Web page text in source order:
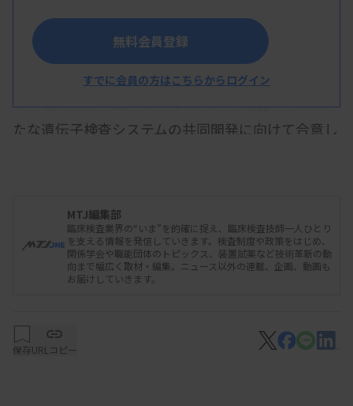
シスメックスと日立ハイテクは2月7日、キャピラ
リー電気泳動（CE）シーケンサーを基盤とした新
たな遺伝子検査システムの共同開発に向けて合意し
す。まずはがん領域での臨床実装に取り組む。
の開発について、フィージビリティ・スタディ
（FS）契約を提携し、共同研究を推進していた。日
無料会員登録
すでに会員の方はこちらからログイン
MTJ編集部
臨床検査業界の“いま”を的確に捉え、臨床検査技師一人ひとり
を支える情報を発信していきます。検査制度や政策をはじめ、
関係学会や職能団体のトピックス、装置試薬など技術革新の動
向まで幅広く取材・編集。ニュース以外の連載、企画、動画も
お届けしていきます。
保存URLコピー